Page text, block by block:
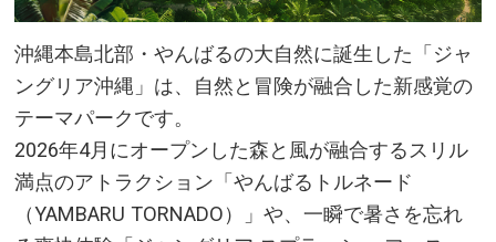
(豊見城市)
過去の歴史を深く学べる「ひめゆ
りの塔・ひめゆり平和祈念資料
館」(糸満市)
19の工房が集まる陶芸家たちの活
動拠点「やちむんの里」(読谷村)
沖縄本島北部・やんばるの大自然に誕生した「ジャ
ングリア沖縄」は、自然と冒険が融合した新感覚の
テーマパークです。
2026年4月にオープンした森と風が融合するスリル
満点のアトラクション「やんばるトルネード
（YAMBARU TORNADO）」や、一瞬で暑さを忘れ